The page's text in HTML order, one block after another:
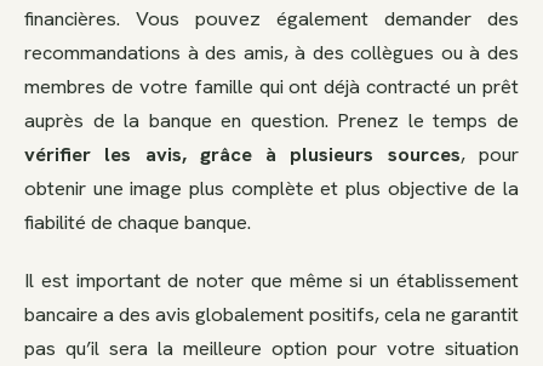
financières. Vous pouvez également demander des
recommandations à des amis, à des collègues ou à des
membres de votre famille qui ont déjà contracté un prêt
auprès de la banque en question. Prenez le temps de
vérifier les avis, grâce à plusieurs sources, pour
obtenir une image plus complète et plus objective de la
fiabilité de chaque banque.
Il est important de noter que même si un établissement
bancaire a des avis globalement positifs, cela ne garantit
pas qu’il sera la meilleure option pour votre situation